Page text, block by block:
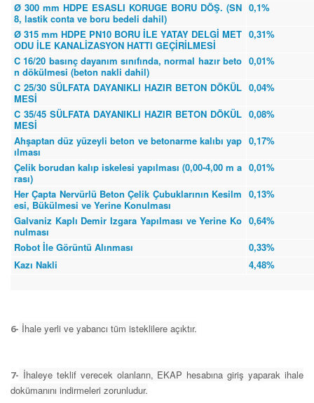
Ø 300 mm HDPE ESASLI KORUGE BORU DÖŞ. (SN
8, lastik conta ve boru bedeli dahil)
0,1%
Ø 315 mm HDPE PN10 BORU İLE YATAY DELGİ MET
ODU İLE KANALİZASYON HATTI GEÇİRİLMESİ
0,31%
C 16/20 basınç dayanım sınıfında, normal hazır beto
n dökülmesi (beton nakli dahil)
0,01%
C 25/30 SÜLFATA DAYANIKLI HAZIR BETON DÖKÜL
MESİ
0,04%
C 35/45 SÜLFATA DAYANIKLI HAZIR BETON DÖKÜL
MESİ
0,08%
Ahşaptan düz yüzeyli beton ve betonarme kalıbı yap
ılması
0,17%
Çelik borudan kalıp iskelesi yapılması (0,00-4,00 m a
rası)
0,01%
Her Çapta Nervürlü Beton Çelik Çubuklarının Kesilm
esi, Bükülmesi ve Yerine Konulması
0,13%
Galvaniz Kaplı Demir Izgara Yapılması ve Yerine Ko
nulması
0,64%
Robot İle Görüntü Alınması
0,33%
Kazı Nakli
4,48%
6- İhale yerli ve yabancı tüm isteklilere açıktır.
7- İhaleye teklif verecek olanların, EKAP hesabına giriş yaparak ihale
dokümanını indirmeleri zorunludur.